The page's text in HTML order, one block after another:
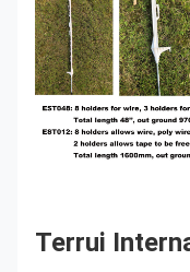
Terrui